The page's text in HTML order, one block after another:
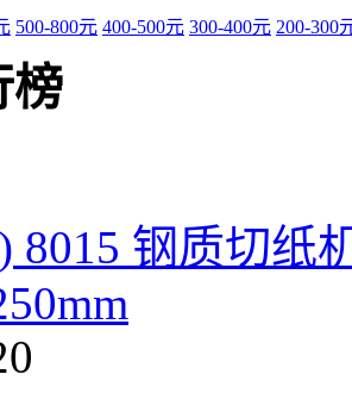
500-800元 400-500元 300-400元 200-300
榜
8015 钢质切纸